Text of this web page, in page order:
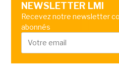
NEWSLETTER LMI
Recevez notre newsletter
abonnés